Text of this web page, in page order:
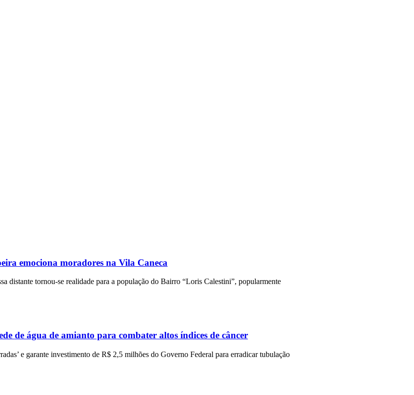
emociona moradores na Vila Caneca
tornou-se realidade para a população do Bairro “Loris Calestini”, popularmente
água de amianto para combater altos índices de câncer
e garante investimento de R$ 2,5 milhões do Governo Federal para erradicar tubulação